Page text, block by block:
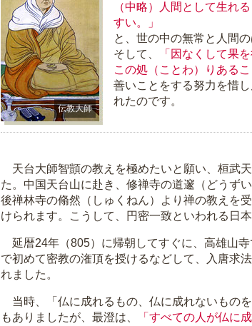
伝教大師
（中略）人間として生れ
すい。」
と、世の中の無常と人間
そして、
「因なくして果
この処（ことわ）りあるこ
善いことをする努力を惜
れたのです。
天台大師智顗の教えを極めたいと願い、桓武
た。中国天台山に赴き、修禅寺の道邃（どうず
後禅林寺の翛然（しゅくねん）より禅の教えを
けられます。こうして、円密一致といわれる日
延暦24年（805）に帰朝してすぐに、高雄山
で初めて密教の潅頂を授けるなどして、入唐求
れました。
当時、「仏に成れるもの、仏に成れないもの
もありましたが、最澄は、
「すべての人が仏に成